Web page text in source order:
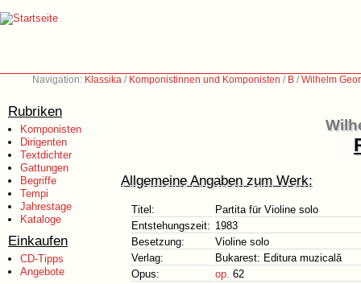
Navigation: Klassika / Komponistinnen und Komponisten / B /Wilhelm
Rubriken
Komponisten
Dirigenten
Textdichter
Gattungen
Begriffe
Tempi
Jahrestage
Kataloge
Einkaufen
CD-Tipps
Angebote
Allgemeine Angaben zum Werk:
Titel:
Partita für Violine solo
Entstehungszeit: 1983
Besetzung:
Violine solo
Verlag:
Bukarest: Editura muzicală
Opus:
op. 62